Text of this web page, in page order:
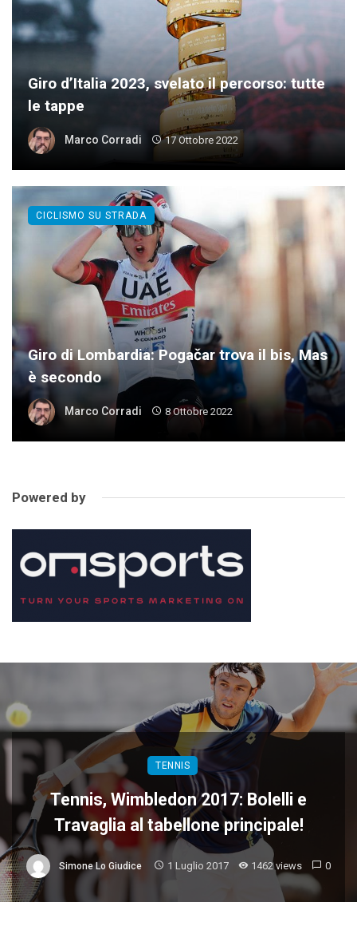
Giro d’Italia 2023, svelato il percorso: tutte
le tappe
Marco Corradi 17 Ottobre 2022
Giro di Lombardia: Pogačar trova il bis, Mas
è secondo
Marco Corradi 8 Ottobre 2022
CICLISMO SU STRADA
Powered by
TENNIS
Tennis, Wimbledon 2017: Bolelli e
Travaglia al tabellone principale!
Simone Lo Giudice 1 Luglio 2017 1462 views 0